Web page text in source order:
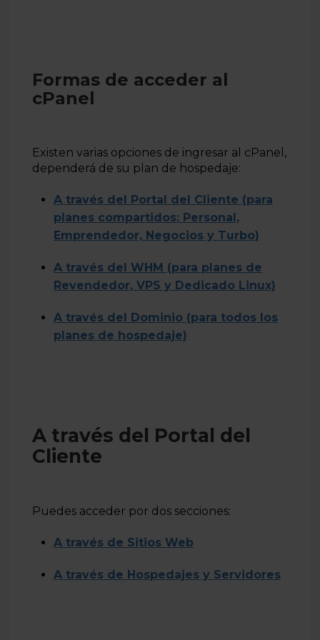
Formas de acceder al
cPanel
Existen varias opciones de ingresar al cPanel,
dependerá de su plan de hospedaje:
A través del Portal del Cliente (para
planes compartidos: Personal,
Emprendedor, Negocios y Turbo)
A través del WHM (para planes de
Revendedor, VPS y Dedicado Linux)
A través del Dominio (para todos los
planes de hospedaje)
A través del Portal del
Cliente
Puedes acceder por dos secciones:
A través de Sitios Web
A través de Hospedajes y Servidores